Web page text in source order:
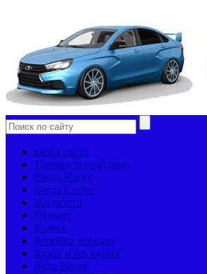
карта сайта
Тюнинг и стайлинг
Веста Кросс
Веста Спорт
Жидкости
Климат
Колеса
Коробка передач
Кузов и багажник
Лада Веста